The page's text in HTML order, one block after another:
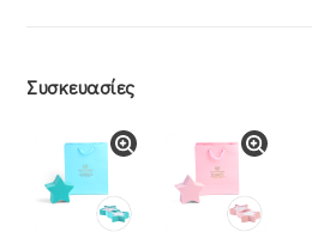
Συσκευασίες